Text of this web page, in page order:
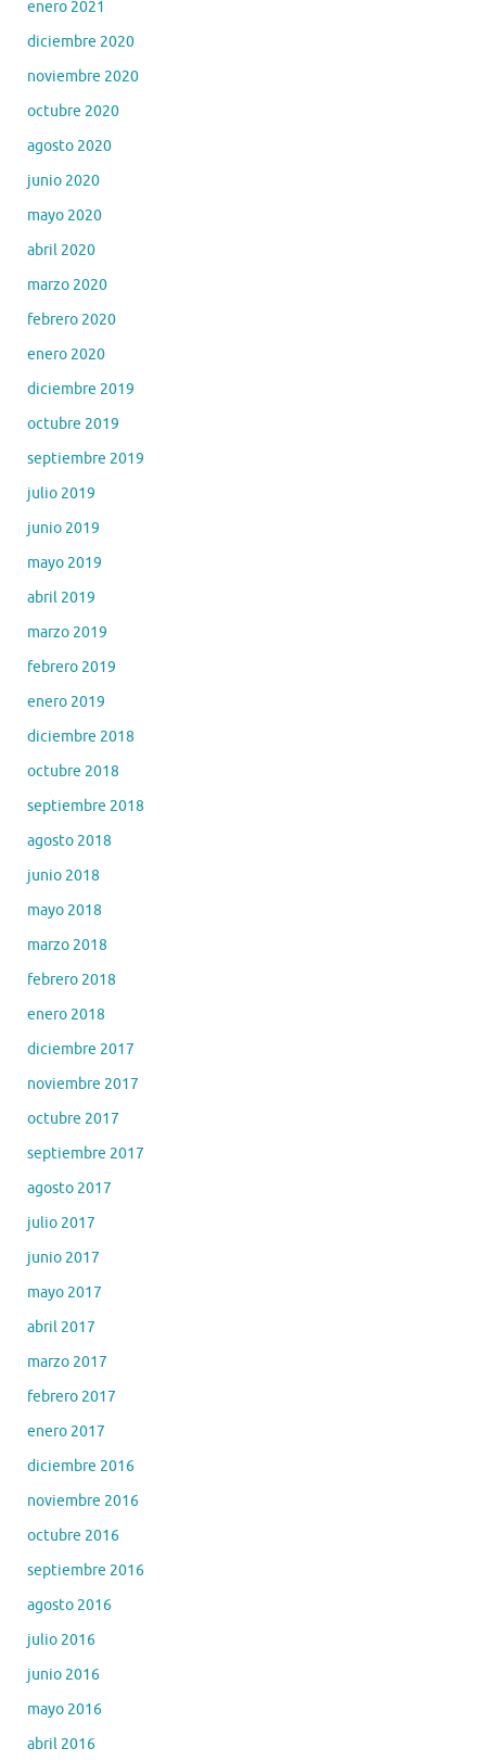
enero 2021
diciembre 2020
noviembre 2020
octubre 2020
agosto 2020
junio 2020
mayo 2020
abril 2020
marzo 2020
febrero 2020
enero 2020
diciembre 2019
octubre 2019
septiembre 2019
julio 2019
junio 2019
mayo 2019
abril 2019
marzo 2019
febrero 2019
enero 2019
diciembre 2018
octubre 2018
septiembre 2018
agosto 2018
junio 2018
mayo 2018
marzo 2018
febrero 2018
enero 2018
diciembre 2017
noviembre 2017
octubre 2017
septiembre 2017
agosto 2017
julio 2017
junio 2017
mayo 2017
abril 2017
marzo 2017
febrero 2017
enero 2017
diciembre 2016
noviembre 2016
octubre 2016
septiembre 2016
agosto 2016
julio 2016
junio 2016
mayo 2016
abril 2016